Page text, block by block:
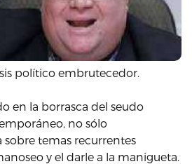
político embrutecedor.
en la borrasca del seudo
no sólo
temas recurrentes
y el darle a la manigueta.